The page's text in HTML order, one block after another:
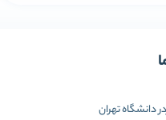
دانشگاه تهران